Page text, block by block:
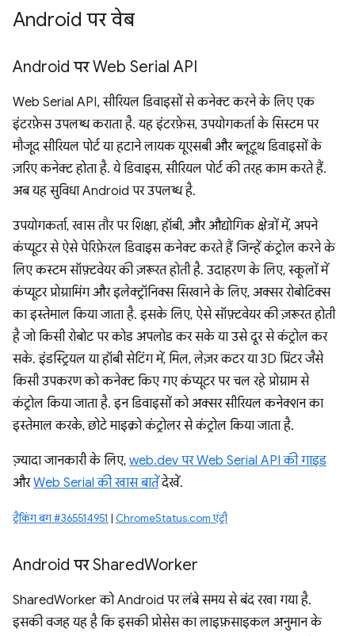
Android पर वेब
Android पर Web Serial API
Web Serial API, सीरियल डिवाइसों से कनेक्ट करने के लिए एक
इंटरफ़ेस उपलब्ध कराता है. यह इंटरफ़ेस, उपयोगकर्ता के सिस्टम पर
मौजूद सीरियल पोर्ट या हटाने लायक यूएसबी और ब्लूटूथ डिवाइसों के
ज़रिए कनेक्ट होता है. ये डिवाइस, सीरियल पोर्ट की तरह काम करते हैं.
अब यह सुविधा Android पर उपलब्ध है.
उपयोगकर्ता, खास तौर पर शिक्षा, हॉबी, और औद्योगिक क्षेत्रों में, अपने
कंप्यूटर से ऐसे पेरिफ़ेरल डिवाइस कनेक्ट करते हैं जिन्हें कंट्रोल करने के
लिए कस्टम सॉफ़्टवेयर की ज़रूरत होती है. उदाहरण के लिए, स्कूलों में
कंप्यूटर प्रोग्रामिंग और इलेक्ट्रॉनिक्स सिखाने के लिए, अक्सर रोबोटिक्स
का इस्तेमाल किया जाता है. इसके लिए, ऐसे सॉफ़्टवेयर की ज़रूरत होती
है जो किसी रोबोट पर कोड अपलोड कर सके या उसे दूर से कंट्रोल कर
सके. इंडस्ट्रियल या हॉबी सेटिंग में, मिल, लेज़र कटर या 3D प्रिंटर जैसे
किसी उपकरण को कनेक्ट किए गए कंप्यूटर पर चल रहे प्रोग्राम से
कंट्रोल किया जाता है. इन डिवाइसों को अक्सर सीरियल कनेक्शन का
इस्तेमाल करके, छोटे माइक्रो कंट्रोलर से कंट्रोल किया जाता है.
ज़्यादा जानकारी के लिए, web.dev पर Web Serial API की गाइड
औरWeb Serial की खास बातेंदेखें.
ट्रैकिंग बग #365514951 | ChromeStatus.com एंट्री
Android पर SharedWorker
SharedWorker को Android पर लंबे समय से बंद रखा गया है.
इसकी वजह यह है कि इसकी प्रोसेस का लाइफ़साइकल अनुमान के